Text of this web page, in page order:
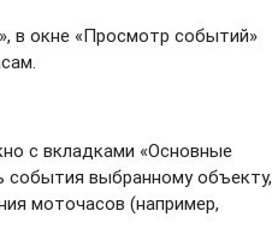
в окне «Просмотр событий»
с вкладками «Основные
выбранному объекту,
моточасов (например,